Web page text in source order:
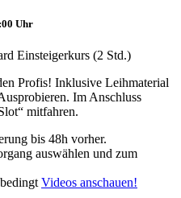
Uhr
Einsteigerkurs (2 Std.)
Profis! Inklusive Leihmaterial
Im Anschluss
mitfahren.
bis 48h vorher.
auswählen und zum
Videos anschauen!